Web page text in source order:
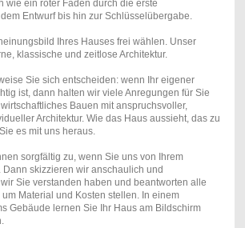
wie ein roter Faden durch die erste
Entwurf bis hin zur Schlüsselübergabe.
Ihres Hauses frei wählen. Unser
klassische und zeitlose Architektur.
Sie sich entscheiden: wenn Ihr eigener
ist, dann halten wir viele Anregungen für Sie
Bauen mit anspruchsvoller,
Architektur. Wie das Haus aussieht, das zu
es mit uns heraus.
sorgfältig zu, wenn Sie uns von Ihrem
skizzieren wir anschaulich und
Sie verstanden haben und beantworten alle
Material und Kosten stellen. In einem
Gebäude lernen Sie Ihr Haus am Bildschirm